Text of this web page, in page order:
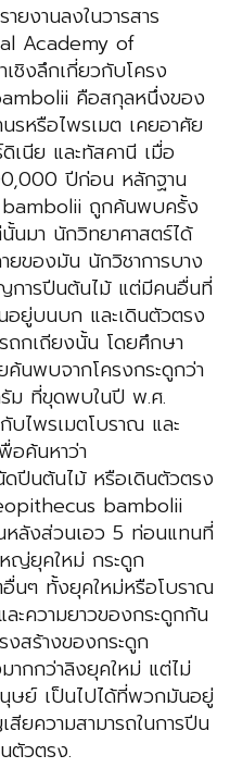
ยงานลงในวารสาร
Academy of
ชิงลึกเกี่ยวกับโครง
คือสกุลหนึ่งของ
รหรือไพรเมต เคยอาศัย
เนีย และทัสคานี เมื่อ
ปีก่อน หลักฐาน
ถูกค้นพบครั้ง
นมา นักวิทยาศาสตร์ได้
ยของมัน นักวิชาการบาง
ญการปีนต้นไม้ แต่มีคนอื่นที่
อยู่บนบก และเดินตัวตรง
ถกเถียงนั้น โดยศึกษา
นพบจากโครงกระดูกว่า
ม ที่ขุดพบในปี พ.ศ.
ไพรเมตโบราณ และ
อค้นหาว่า
นต้นไม้ หรือเดินตัวตรง
bambolii
หลังส่วนเอว 5 ท่อนแทนที่
ญ่ยุคใหม่ กระดูก
อื่นๆ ทั้งยุคใหม่หรือโบราณ
ะความยาวของกระดูกก้น
สร้างของกระดูก
ากกว่าลิงยุคใหม่ แต่ไม่
ษย์ เป็นไปได้ที่พวกมันอยู่
ยความสามารถในการปีน
ตัวตรง.